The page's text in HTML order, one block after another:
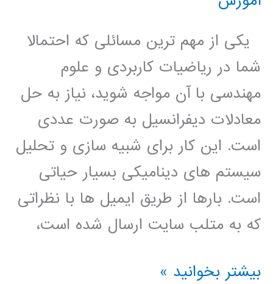
یکی از مهم ترین مسائلی که احتمالا
شما در ریاضیات کاربردی و علوم
مهندسی با آن مواجه شوید، نیاز به حل
معادلات دیفرانسیل به صورت عددی
است. این کار برای شبیه سازی و تحلیل
سیستم های دینامیکی بسیار حیاتی
است. بارها از طریق ایمیل ها با نظراتی
که به متلب سایت ارسال شده است،
چگونگی
بیشتر بخوانید »